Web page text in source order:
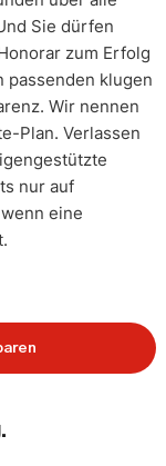
Sie dürfen
zum Erfolg
klugen
Wir nennen
Plan. Verlassen
nur auf
eine